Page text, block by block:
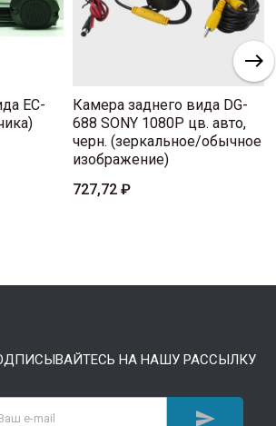
EC-
Камера заднего вида DG-
688 SONY 1080P цв. авто,
черн. (зеркальное/обычное
изображение)
727,72 ₽
НА НАШУ РАССЫЛКУ
